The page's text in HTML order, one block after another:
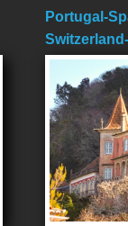
Portugal-